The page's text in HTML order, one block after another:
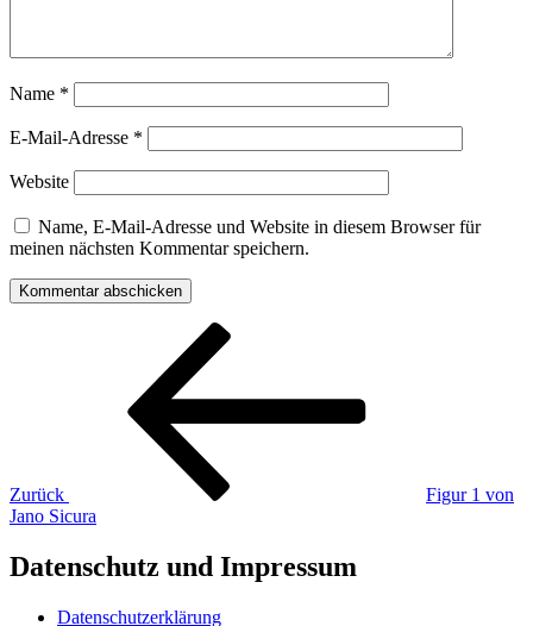
Name *
E-Mail-Adresse *
Website
Name, E-Mail-Adresse und Website in diesem Browser für
meinen nächsten Kommentar speichern.
Beitragsnavigation
Zurück
Figur 1 von
Jano Sicura
Datenschutz und Impressum
Datenschutzerklärung